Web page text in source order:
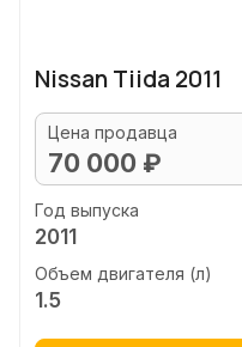
Nissan Tiida 2011
Цена продавца
70 000 ₽
Год выпуска
2011
Объем двигателя (л)
1.5